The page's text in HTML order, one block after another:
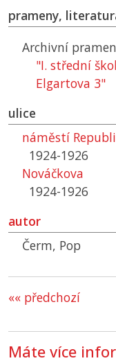
prameny,
Archivní pramen
"I. střední
Elgartova 3"
ulice
náměstí
1924-1926
Nováčkova
1924-1926
autor
Čerm, Pop
«« předchozí
Máte více